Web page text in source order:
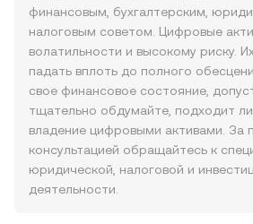
финансовым, бухгалтерским,
налоговым советом. Цифровые
волатильности и высокому риску.
падать вплоть до полного
свое финансовое состояние,
тщательно обдумайте, подходит
владение цифровыми активами. За
консультацией обращайтесь к
юридической, налоговой и
деятельности.